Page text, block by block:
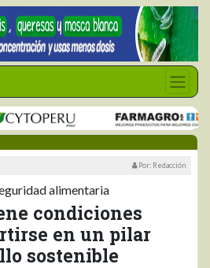
Por: Redacción
alimentaria
condiciones
en un pilar
sostenible